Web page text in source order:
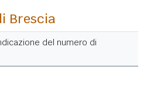
Brescia
del numero di